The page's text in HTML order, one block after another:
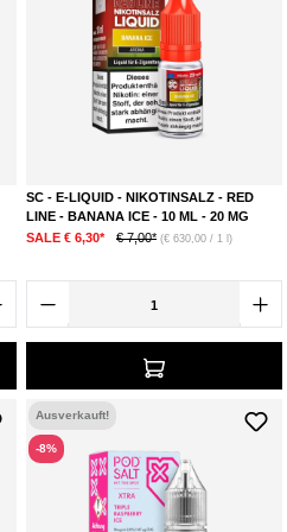
SC - E-LIQUID - NIKOTINSALZ - RED
LINE - BANANA ICE - 10 ML - 20 MG
SALE € 6,30*
€ 7,00* (€ 630,00 / 1 l)
Ausverkauft!
-8%